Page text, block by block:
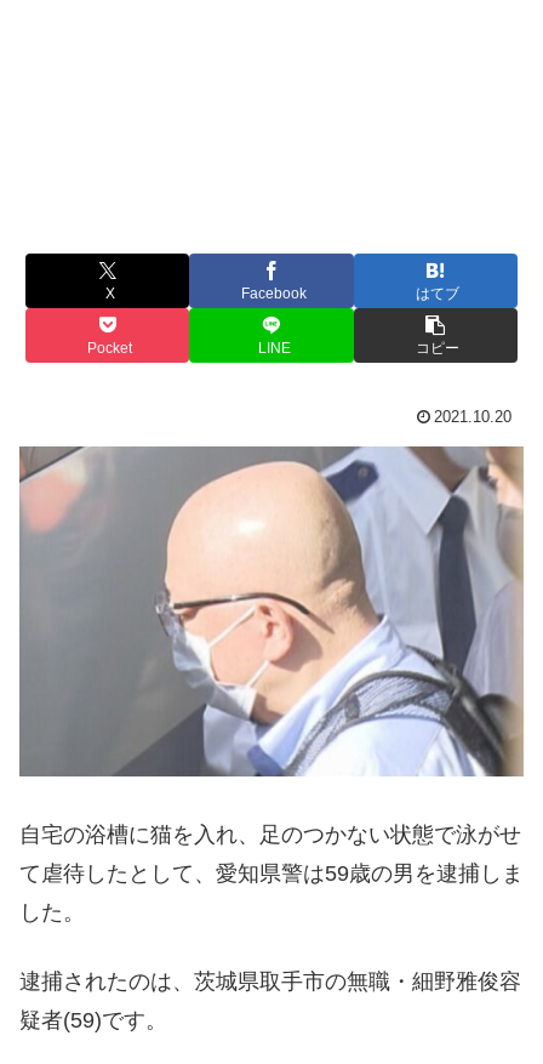
X Facebook はてブ
Pocket LINE コピー
2021.10.20
自宅の浴槽に猫を入れ、足のつかない状態で泳がせ
て虐待したとして、愛知県警は59歳の男を逮捕しま
した。
逮捕されたのは、茨城県取手市の無職・細野雅俊容
疑者(59)です。